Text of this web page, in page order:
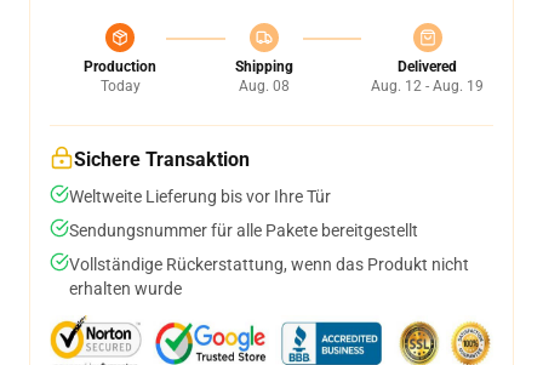
Production
Today
Shipping
Aug. 08
Delivered
Aug. 12 - Aug. 19
Sichere Transaktion
Weltweite Lieferung bis vor Ihre Tür
Sendungsnummer für alle Pakete bereitgestellt
Vollständige Rückerstattung, wenn das Produkt nicht
erhalten wurde